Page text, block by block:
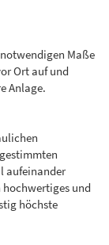
Maße
Ort auf und
Anlage.
aufeinander
und
höchste